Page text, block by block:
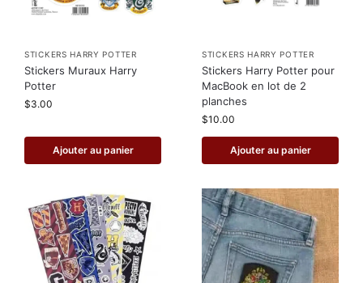
STICKERS HARRY POTTER
Stickers Muraux Harry
Potter
$3.00
Ajouter au panier
STICKERS HARRY POTTER
Stickers Harry Potter pour
MacBook en lot de 2
planches
$10.00
Ajouter au panier